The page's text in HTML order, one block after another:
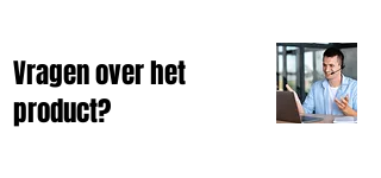
Vragen over het
product?